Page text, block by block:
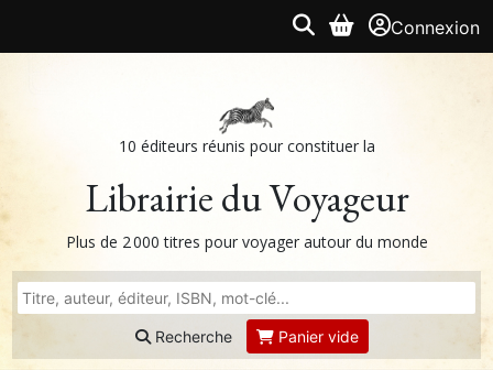
Connexion
10 éditeurs réunis pour constituer la
Librairie du Voyageur
Plus de 2 000 titres pour voyager autour du monde
Recherche Panier vide